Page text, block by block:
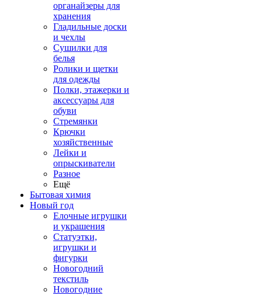
органайзеры для
хранения
Гладильные доски
и чехлы
Сушилки для
белья
Ролики и щетки
для одежды
Полки, этажерки и
аксессуары для
обуви
Стремянки
Крючки
хозяйственные
Лейки и
опрыскиватели
Разное
Ещё
Бытовая химия
Новый год
Елочные игрушки
и украшения
Статуэтки,
игрушки и
фигурки
Новогодний
текстиль
Новогодние